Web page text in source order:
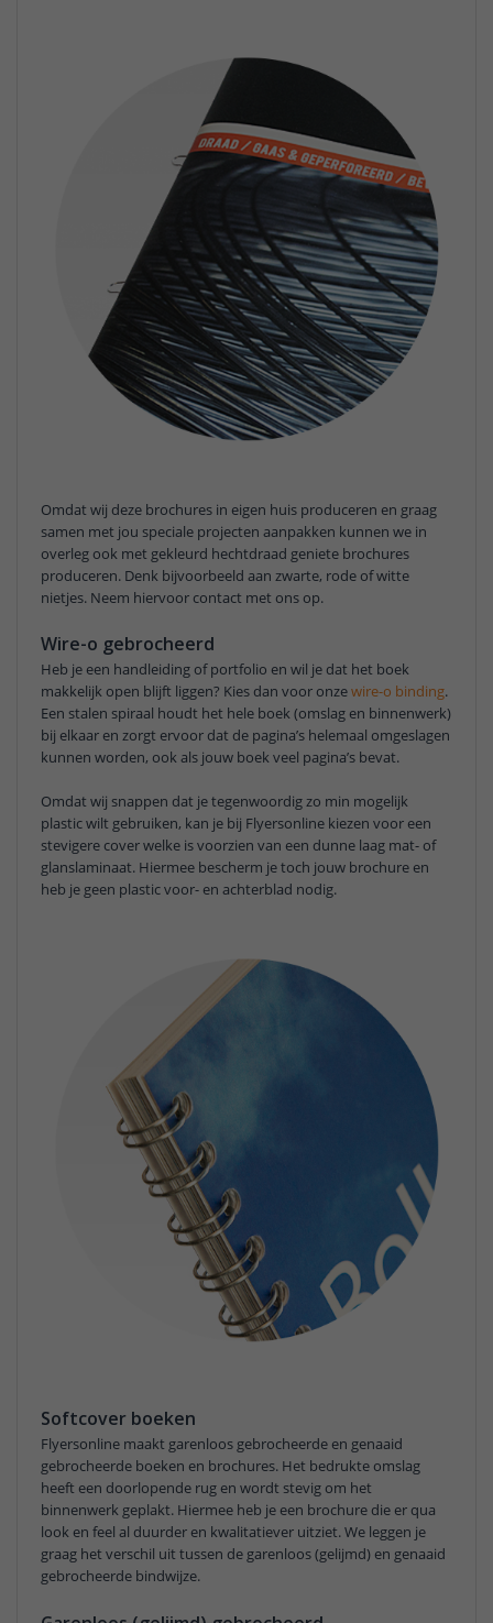
Omdat wij deze brochures in eigen huis produceren en graag
samen met jou speciale projecten aanpakken kunnen we in
overleg ook met gekleurd hechtdraad geniete brochures
produceren. Denk bijvoorbeeld aan zwarte, rode of witte
nietjes. Neem hiervoor contact met ons op.
Wire-o gebrocheerd
Heb je een handleiding of portfolio en wil je dat het boek
makkelijk open blijft liggen? Kies dan voor onzewire-o binding.
Een stalen spiraal houdt het hele boek (omslag en binnenwerk)
bij elkaar en zorgt ervoor dat de pagina’s helemaal omgeslagen
kunnen worden, ook als jouw boek veel pagina’s bevat.
Omdat wij snappen dat je tegenwoordig zo min mogelijk
plastic wilt gebruiken, kan je bij Flyersonline kiezen voor een
stevigere cover welke is voorzien van een dunne laag mat- of
glanslaminaat. Hiermee bescherm je toch jouw brochure en
heb je geen plastic voor- en achterblad nodig.
Softcover boeken
Flyersonline maakt garenloos gebrocheerde en genaaid
gebrocheerde boeken en brochures. Het bedrukte omslag
heeft een doorlopende rug en wordt stevig om het
binnenwerk geplakt. Hiermee heb je een brochure die er qua
look en feel al duurder en kwalitatiever uitziet. We leggen je
graag het verschil uit tussen de garenloos (gelijmd) en genaaid
gebrocheerde bindwijze.